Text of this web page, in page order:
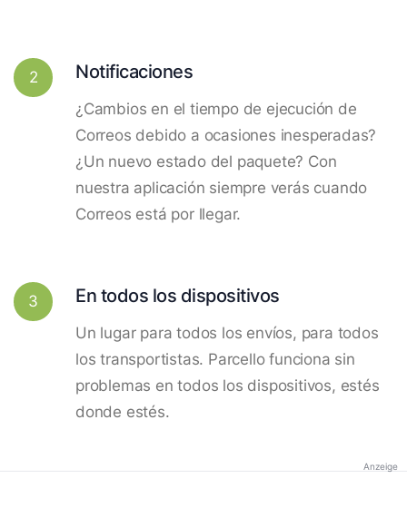
2 Notificaciones
¿Cambios en el tiempo de ejecución de
Correos debido a ocasiones inesperadas?
¿Un nuevo estado del paquete? Con
nuestra aplicación siempre verás cuando
Correos está por llegar.
3 En todos los dispositivos
Un lugar para todos los envíos, para todos
los transportistas. Parcello funciona sin
problemas en todos los dispositivos, estés
donde estés.
Anzeige